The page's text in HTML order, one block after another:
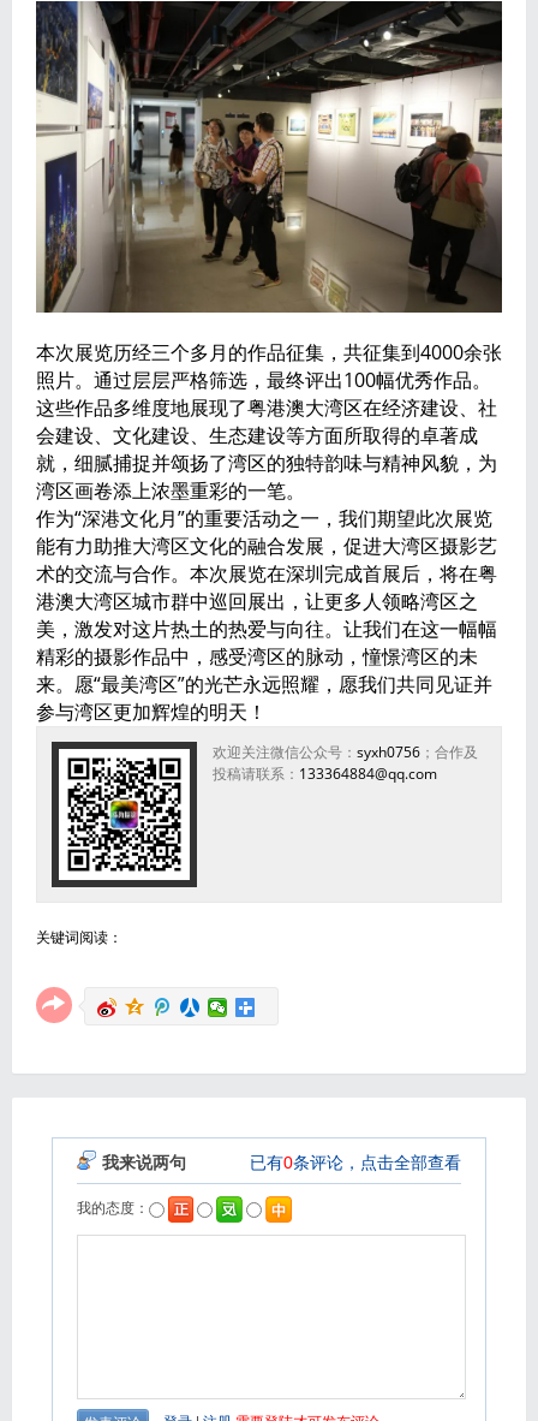
本次展览历经三个多月的作品征集，共征集到4000余张
照片。通过层层严格筛选，最终评出100幅优秀作品。
这些作品多维度地展现了粤港澳大湾区在经济建设、社
会建设、文化建设、生态建设等方面所取得的卓著成
就，细腻捕捉并颂扬了湾区的独特韵味与精神风貌，为
湾区画卷添上浓墨重彩的一笔。
作为“深港文化月”的重要活动之一，我们期望此次展览
能有力助推大湾区文化的融合发展，促进大湾区摄影艺
术的交流与合作。本次展览在深圳完成首展后，将在粤
港澳大湾区城市群中巡回展出，让更多人领略湾区之
美，激发对这片热土的热爱与向往。让我们在这一幅幅
精彩的摄影作品中，感受湾区的脉动，憧憬湾区的未
来。愿“最美湾区”的光芒永远照耀，愿我们共同见证并
参与湾区更加辉煌的明天！
欢迎关注微信公众号： syxh0756；合作及
投稿请联系： 133364884@qq.com
关键词阅读：